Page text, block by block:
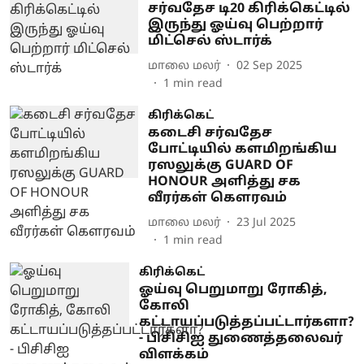
சர்வதேச டி20 கிரிக்கெட்டில்
இருந்து ஓய்வு பெற்றார்
மிட்செல் ஸ்டார்க்
மாலை மலர்
02 Sep 2025
1 min read
கிரிக்கெட்
கடைசி சர்வதேச
போட்டியில் களமிறங்கிய
ரஸலுக்கு GUARD OF
HONOUR அளித்து சக
வீரர்கள் கௌரவம்
மாலை மலர்
23 Jul 2025
1 min read
கிரிக்கெட்
ஓய்வு பெறுமாறு ரோகித்,
கோலி
கட்டாயப்படுத்தப்பட்டார்களா?
- பிசிசிஐ துணைத்தலைவர்
விளக்கம்